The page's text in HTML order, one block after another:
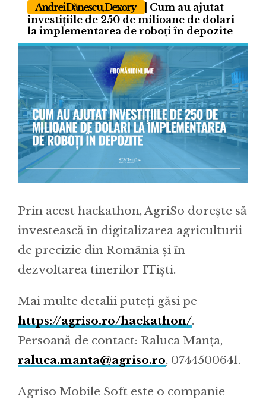
Andrei Dănescu, Dexory
| Cum au ajutat
investițiile de 250 de milioane de dolari
la implementarea de roboți în depozite
Prin acest hackathon, AgriSo dorește să
investească în digitalizarea agriculturii
de precizie din România și în
dezvoltarea tinerilor ITiști.
Mai multe detalii puteți găsi pe
https://agriso.ro/hackathon/.
Persoană de contact: Raluca Manța,
raluca.manta@agriso.ro, 0744500641.
Agriso Mobile Soft este o companie